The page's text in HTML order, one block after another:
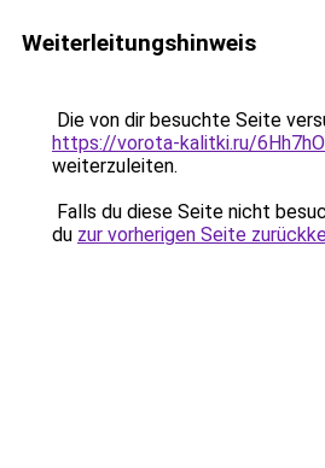
Weiterleitungshinweis
Die von dir besuchte Seite
https://vorota-kalitki.ru/
weiterzuleiten.
Falls du diese Seite nicht
du zur vorherigen Seite